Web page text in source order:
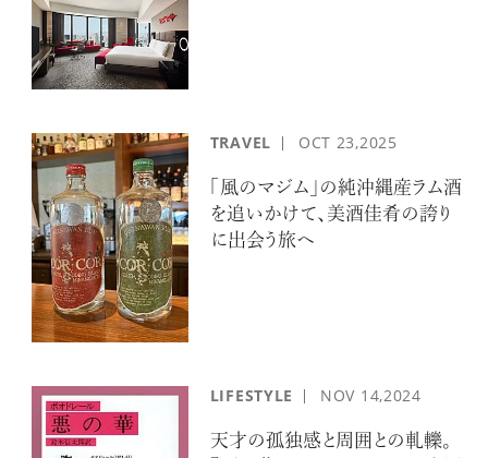
TRAVEL OCT 23,2025
「風のマジム」の純沖縄産ラム酒
を追いかけて、美酒佳肴の誇り
に出会う旅へ
LIFESTYLE NOV 14,2024
天才の孤独感と周囲との軋轢。